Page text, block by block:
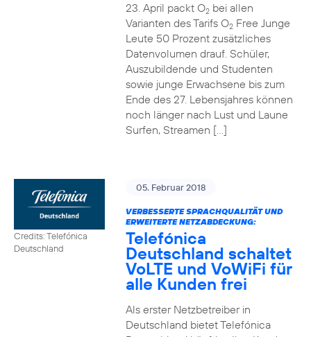
23. April packt O2bei allen
Varianten des Tarifs O2Free Junge
Leute 50 Prozent zusätzliches
Datenvolumen drauf. Schüler,
Auszubildende und Studenten
sowie junge Erwachsene bis zum
Ende des 27. Lebensjahres können
noch länger nach Lust und Laune
Surfen, Streamen […]
Credits: Telefónica
Deutschland
05. Februar 2018
VERBESSERTE SPRACHQUALITÄT UND
ERWEITERTE NETZABDECKUNG:
Telefónica
Deutschland schaltet
VoLTE und VoWiFi für
alle Kunden frei
Als erster Netzbetreiber in
Deutschland bietet Telefónica